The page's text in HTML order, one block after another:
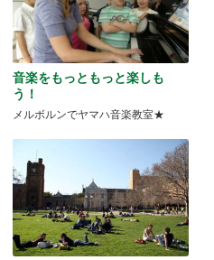
音楽をもっともっと楽しも
う！
メルボルンでヤマハ音楽教室★